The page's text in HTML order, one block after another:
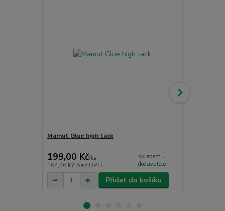
Mamut Glue high tack
199,00 Kč/ks
164,46 Kč bez DPH
skladem u
dodavatele
Přidat do košíku